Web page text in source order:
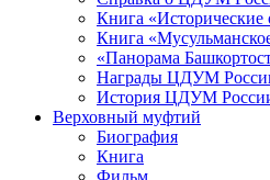
Книга «Исторические
Книга
«Панорама
Награды ЦДУМ
История ЦДУМ
Верховный муфтий
Биография
Книга
Фильм